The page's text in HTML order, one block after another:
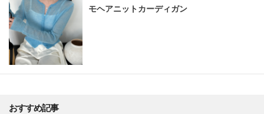
モヘアニットカーディガン
おすすめ記事